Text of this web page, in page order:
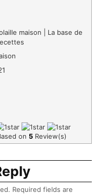
maison | La base de
on 5 Review(s)
Required fields are